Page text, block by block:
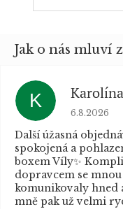
K Karolína
6.8.2026
Další úžasná
spokojená a
boxem Víly✨
dopravcem se
komunikovaly hned
mně pak už velmi